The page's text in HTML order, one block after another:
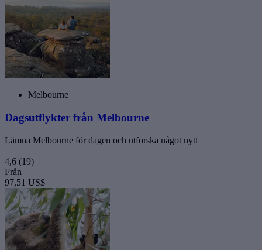
Melbourne
Dagsutflykter från Melbourne
Lämna Melbourne för dagen och utforska något nytt
4,6 (19)
Från
97,51 US$